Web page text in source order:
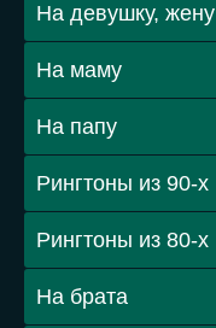
На девушку, жену
На маму
На папу
Рингтоны из 90-х
Рингтоны из 80-х
На брата